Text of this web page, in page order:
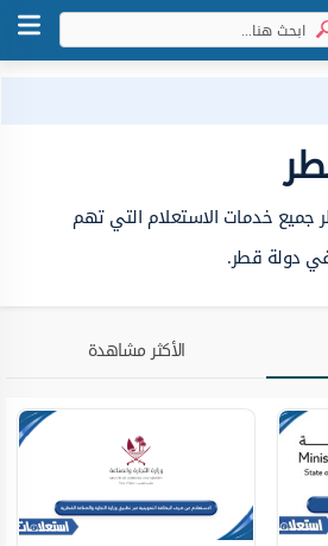
خدمات الاستعلام التي تهم
في دولة قطر.
الأكثر مشاهدة